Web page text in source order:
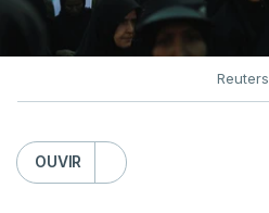
Reuters
OUVIR